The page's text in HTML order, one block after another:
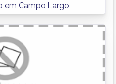
em Campo Largo